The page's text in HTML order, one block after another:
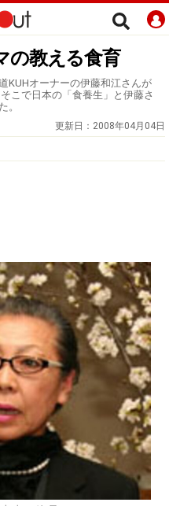
の教える食育
KUHオーナーの伊藤和江さんが
こで日本の「食養生」と伊藤さ
。
更新日： 2008年04月04日